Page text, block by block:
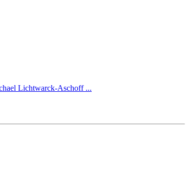
Lichtwarck-Aschoff ...